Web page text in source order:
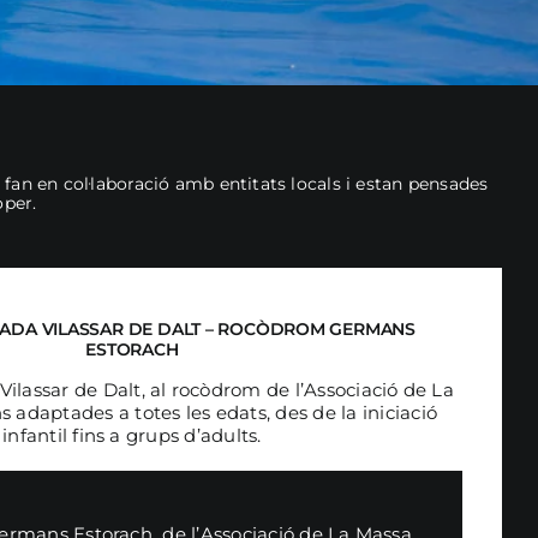
en col·laboració amb entitats locals i estan pensades
VILASSAR DE DALT – ROCÒDROM GERMANS
ESTORACH
de Dalt, al rocòdrom de l’Associació de La
adaptades a totes les edats, des de la iniciació
infantil fins a grups d’adults.